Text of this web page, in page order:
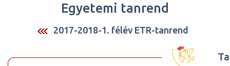
Egyetemi tanrend
2017-2018-1. félév ETR-tanrend